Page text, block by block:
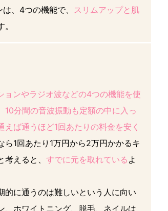
、4つの機能で、 スリムアップと肌
。
ョンやラジオ波などの4つの機能を使
10分間の音波振動も定額の中に入っ
えば通うほど1回あたりの料金を安く
ら1回あたり1万円から2万円かかるキ
えると、 すでに元を取れている よ
的に通うのは難しいという人に向い
、ホワイトニング、脱毛、ネイルは